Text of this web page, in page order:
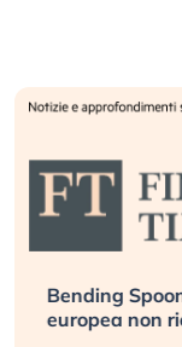
Bending
europea non